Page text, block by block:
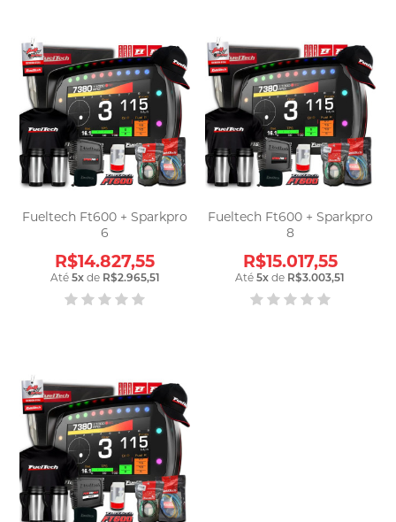
Fueltech Ft600 + Sparkpro
6
R$14.827,55
Até 5xde R$2.965,51
Fueltech Ft600 + Sparkpro
8
R$15.017,55
Até5x de R$3.003,51